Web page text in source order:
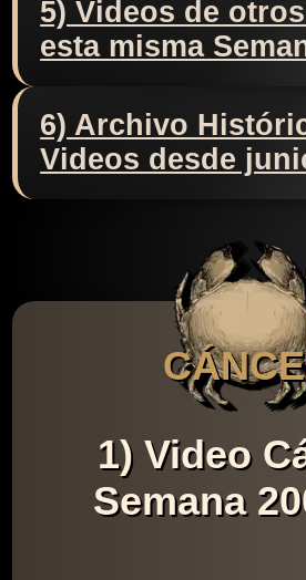
5) Videos de
esta misma
6) Archivo
Videos desde
1) Video
Semana